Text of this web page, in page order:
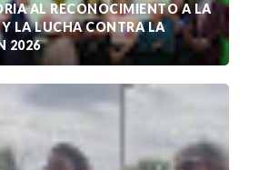
AL RECONOCIMIENTO A LA
LA LUCHA CONTRA LA
2026